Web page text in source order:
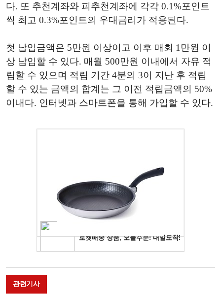
다. 또 추천계좌와 피추천계좌에 각각 0.1%포인트
씩 최고 0.3%포인트의 우대금리가 적용된다.
첫 납입금액은 5만원 이상이고 이후 매회 1만원 이
상 납입할 수 있다. 매월 500만원 이내에서 자유 적
립할 수 있으며 적립 기간 4분의 3이 지난 후 적립
할 수 있는 금액의 합계는 그 이전 적립금액의 50%
이내다. 인터넷과 스마트폰을 통해 가입할 수 있다.
관련기사